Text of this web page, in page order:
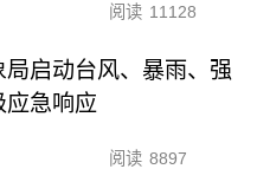
阅读 11128
局启动台风、暴雨、强
应急响应
阅读 8897